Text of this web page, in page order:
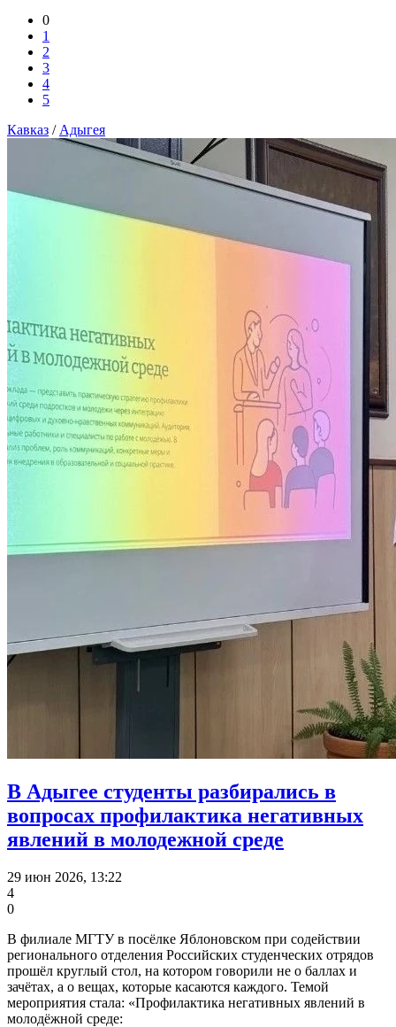
0
1
2
3
4
5
Кавказ / Адыгея
В Адыгее студенты разбирались в
вопросах профилактика негативных
явлений в молодежной среде
29 июн 2026, 13:22
4
0
В филиале МГТУ в посёлке Яблоновском при содействии
регионального отделения Российских студенческих отрядов
прошёл круглый стол, на котором говорили не о баллах и
зачётах, а о вещах, которые касаются каждого. Темой
мероприятия стала: «Профилактика негативных явлений в
молодёжной среде: